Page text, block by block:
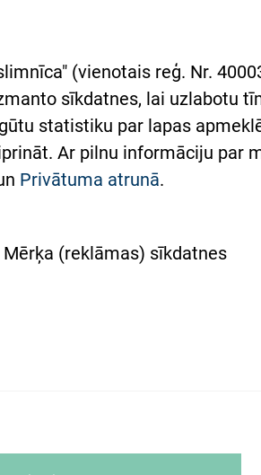
slimnīcas
лікарні
з Україною
(vienotais reģ. Nr.
sīkdatnes, lai uzlabotu
statistiku par lapas
Ar pilnu informāciju par
Privātuma atrunā.
Mērķa (reklāmas) sīkdatnes